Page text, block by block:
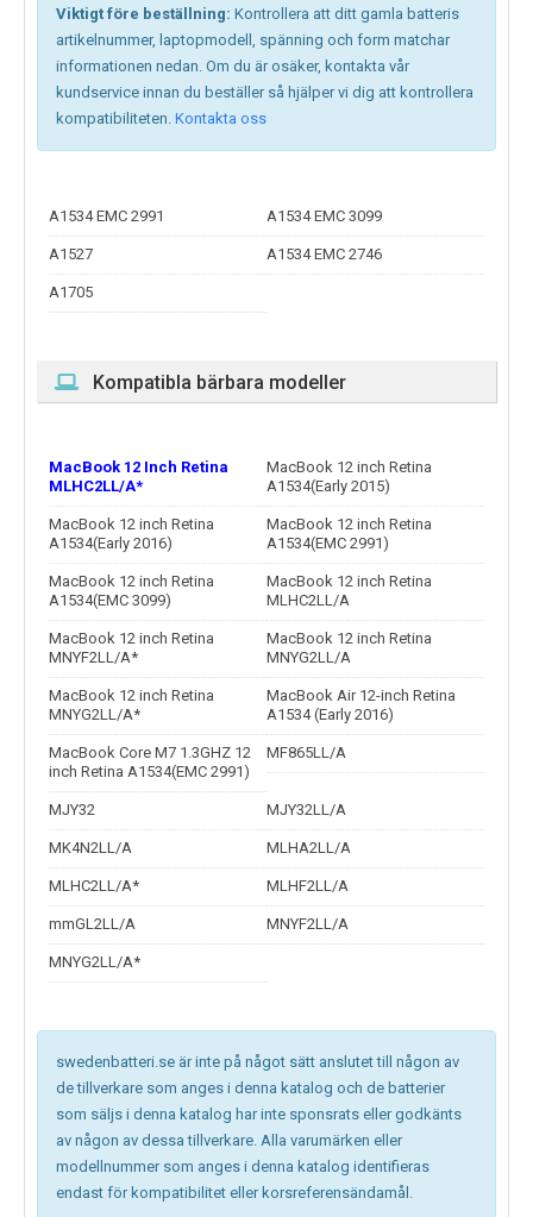
Viktigt före beställning: Kontrollera att ditt gamla batteris
artikelnummer, laptopmodell, spänning och form matchar
informationen nedan. Om du är osäker, kontakta vår
kundservice innan du beställer så hjälper vi dig att kontrollera
kompatibiliteten. Kontakta oss
A1534 EMC 2991 A1534 EMC 3099
A1527 A1534 EMC 2746
A1705
Kompatibla bärbara modeller
MacBook 12 Inch Retina
MLHC2LL/A*
MacBook 12 inch Retina
A1534(Early 2015)
MacBook 12 inch Retina
A1534(Early 2016)
MacBook 12 inch Retina
A1534(EMC 2991)
MacBook 12 inch Retina
A1534(EMC 3099)
MacBook 12 inch Retina
MLHC2LL/A
MacBook 12 inch Retina
MNYF2LL/A*
MacBook 12 inch Retina
MNYG2LL/A
MacBook 12 inch Retina
MNYG2LL/A*
MacBook Air 12-inch Retina
A1534 (Early 2016)
MacBook Core M7 1.3GHZ 12
inch Retina A1534(EMC 2991)
MF865LL/A
MJY32 MJY32LL/A
MK4N2LL/A MLHA2LL/A
MLHC2LL/A* MLHF2LL/A
mmGL2LL/A MNYF2LL/A
MNYG2LL/A*
swedenbatteri.se är inte på något sätt anslutet till någon av
de tillverkare som anges i denna katalog och de batterier
som säljs i denna katalog har inte sponsrats eller godkänts
av någon av dessa tillverkare. Alla varumärken eller
modellnummer som anges i denna katalog identifieras
endast för kompatibilitet eller korsreferensändamål.